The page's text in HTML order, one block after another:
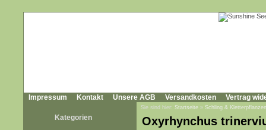
Impressum Kontakt Unsere AGB Versandkosten Vertrag
Kategorien
Sie sind hier: Startseite » Schling & Kletterpflanzen
Oxyrhynchus